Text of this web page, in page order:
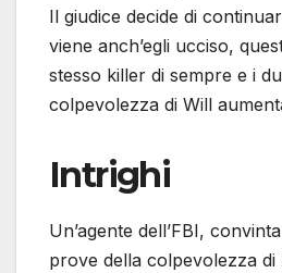
Il giudice decide di
viene anch’egli ucciso,
stesso killer di sempre e i
colpevolezza di Will
Intrighi
Un’agente dell’FBI,
prove della colpevolezza di